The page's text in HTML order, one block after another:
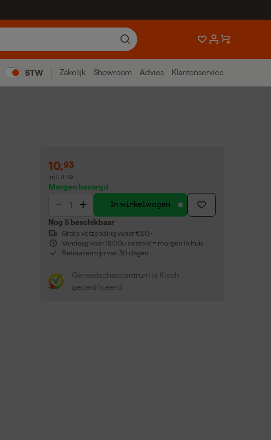
BTW Zakelijk Showroom Advies Klantenservice
10,93
incl. BTW
Morgen bezorgd
In winkelwagen
Nog 5 beschikbaar
Gratis verzending vanaf €50,-
Vandaag voor 18:00u besteld = morgen in huis
Retourtermijn van 30 dagen
Gereedschapcentrum is Kiyoh
gecertificeerd